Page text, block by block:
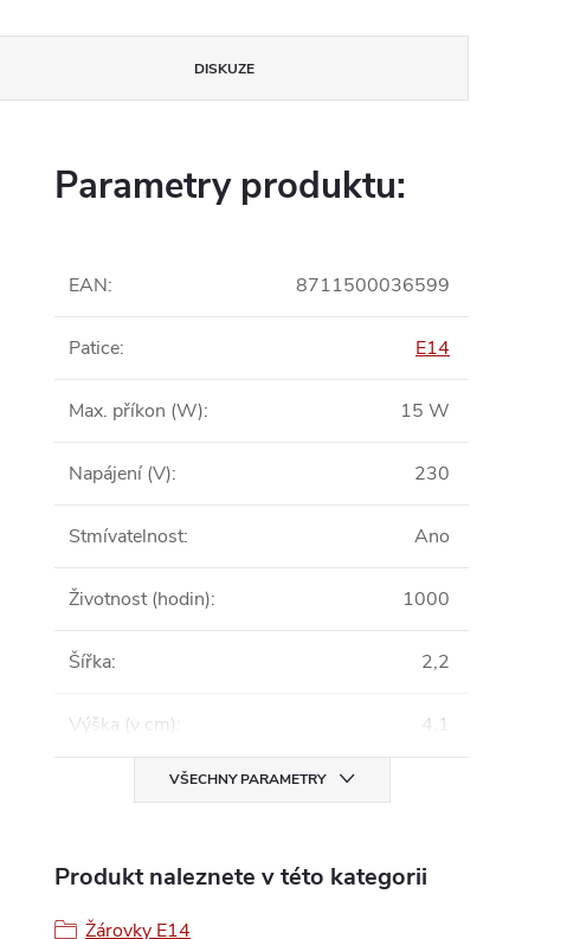
DISKUZE
Parametry produktu:
EAN: 8711500036599
Patice: E14
Max. příkon (W): 15 W
Napájení (V): 230
Stmívatelnost: Ano
Životnost (hodin): 1000
Šířka: 2,2
Výška (v cm): 4,1
VŠECHNY PARAMETRY
Produkt naleznete v této kategorii
Žárovky E14